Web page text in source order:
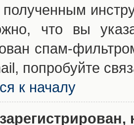
полученным
что вы
спам-
попробуйте
к началу